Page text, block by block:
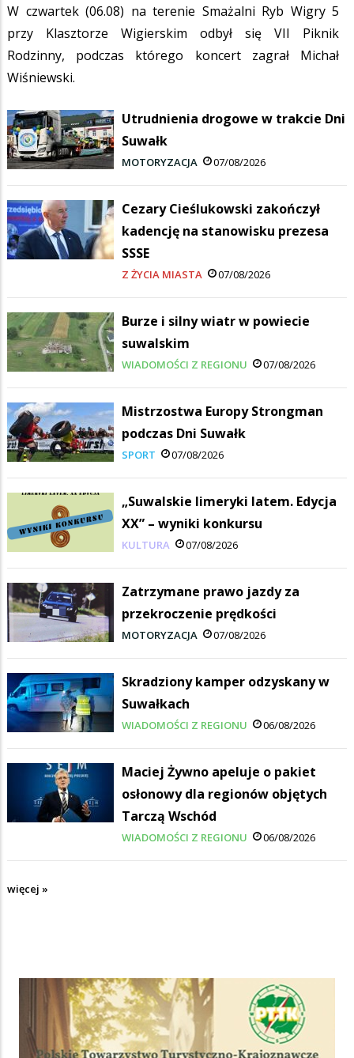
W czwartek (06.08) na terenie Smażalni Ryb Wigry 5
przy Klasztorze Wigierskim odbył się VII Piknik
Rodzinny, podczas którego koncert zagrał Michał
Wiśniewski.
Utrudnienia drogowe w trakcie Dni
Suwałk
MOTORYZACJA 07/08/2026
Cezary Cieślukowski zakończył
kadencję na stanowisku prezesa
SSSE
Z ŻYCIA MIASTA 07/08/2026
Burze i silny wiatr w powiecie
suwalskim
WIADOMOŚCI Z REGIONU 07/08/2026
Mistrzostwa Europy Strongman
podczas Dni Suwałk
SPORT 07/08/2026
„Suwalskie limeryki latem. Edycja
XX” – wyniki konkursu
KULTURA 07/08/2026
Zatrzymane prawo jazdy za
przekroczenie prędkości
MOTORYZACJA 07/08/2026
Skradziony kamper odzyskany w
Suwałkach
WIADOMOŚCI Z REGIONU 06/08/2026
Maciej Żywno apeluje o pakiet
osłonowy dla regionów objętych
Tarczą Wschód
WIADOMOŚCI Z REGIONU 06/08/2026
więcej »